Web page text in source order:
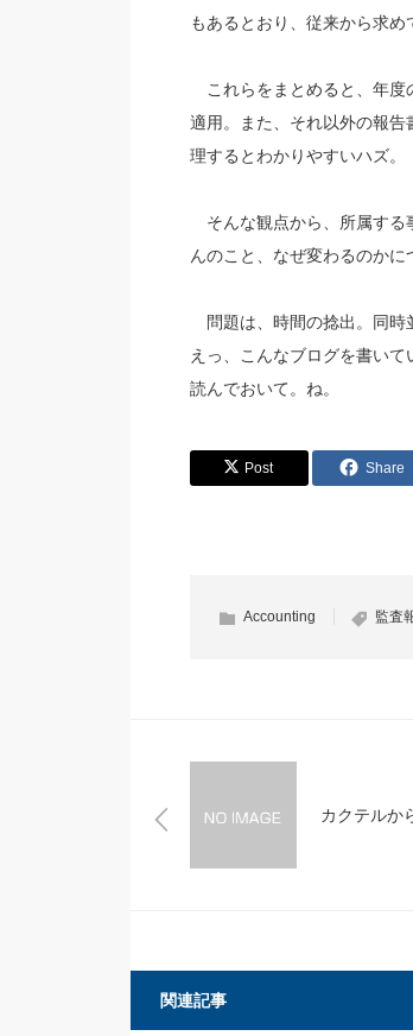
もあるとおり、従来から求め
これらをまとめると、年度
適用。また、それ以外の報
理するとわかりやすいハズ。
そんな観点から、所属する
んのこと、なぜ変わるのかに
問題は、時間の捻出。同時
えっ、こんなブログを書い
読んでおいて。ね。
Post Share
Accounting 監査
カクテルか
関連記事